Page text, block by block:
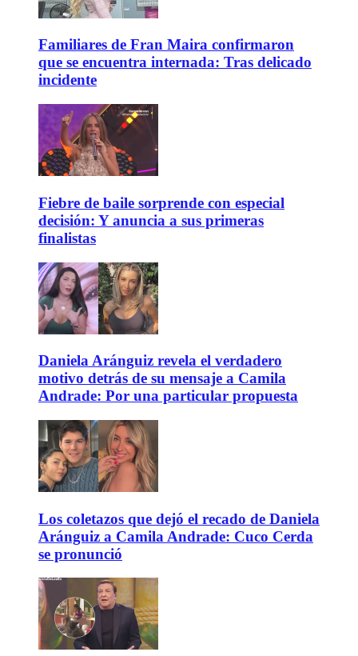
Familiares de Fran Maira confirmaron
que se encuentra internada: Tras delicado
incidente
Fiebre de baile sorprende con especial
decisión: Y anuncia a sus primeras
finalistas
Daniela Aránguiz revela el verdadero
motivo detrás de su mensaje a Camila
Andrade: Por una particular propuesta
Los coletazos que dejó el recado de Daniela
Aránguiz a Camila Andrade: Cuco Cerda
se pronunció